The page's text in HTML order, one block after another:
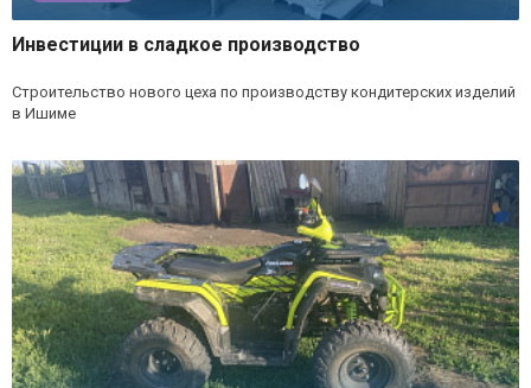
Инвестиции в сладкое производство
Строительство нового цеха по производству кондитерских изделий
в Ишиме